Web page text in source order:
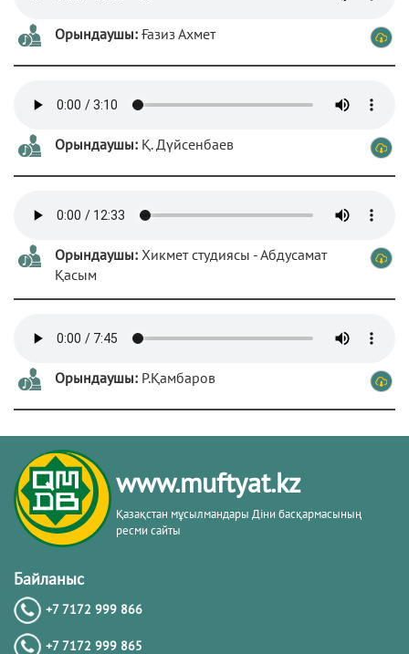
Орындаушы: Ғазиз Ахмет
Орындаушы: Қ. Дүйсенбаев
Орындаушы: Хикмет студиясы - Абдусамат
Қасым
Орындаушы: Р.Қамбаров
www.muftyat.kz
Қазақстан мұсылмандары Діни басқармасының
ресми сайты
Байланыс
+7 7172 999 866
+7 7172 999 865